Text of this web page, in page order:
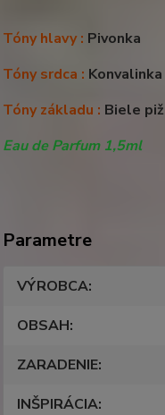
Tóny hlavy : Pivonka
Tóny srdca : Konvalinka
Tóny základu : Biele
Eau de Parfum 1,5ml
Parametre
VÝROBCA
OBSAH
ZARADENIE
INŠPIRÁCIA